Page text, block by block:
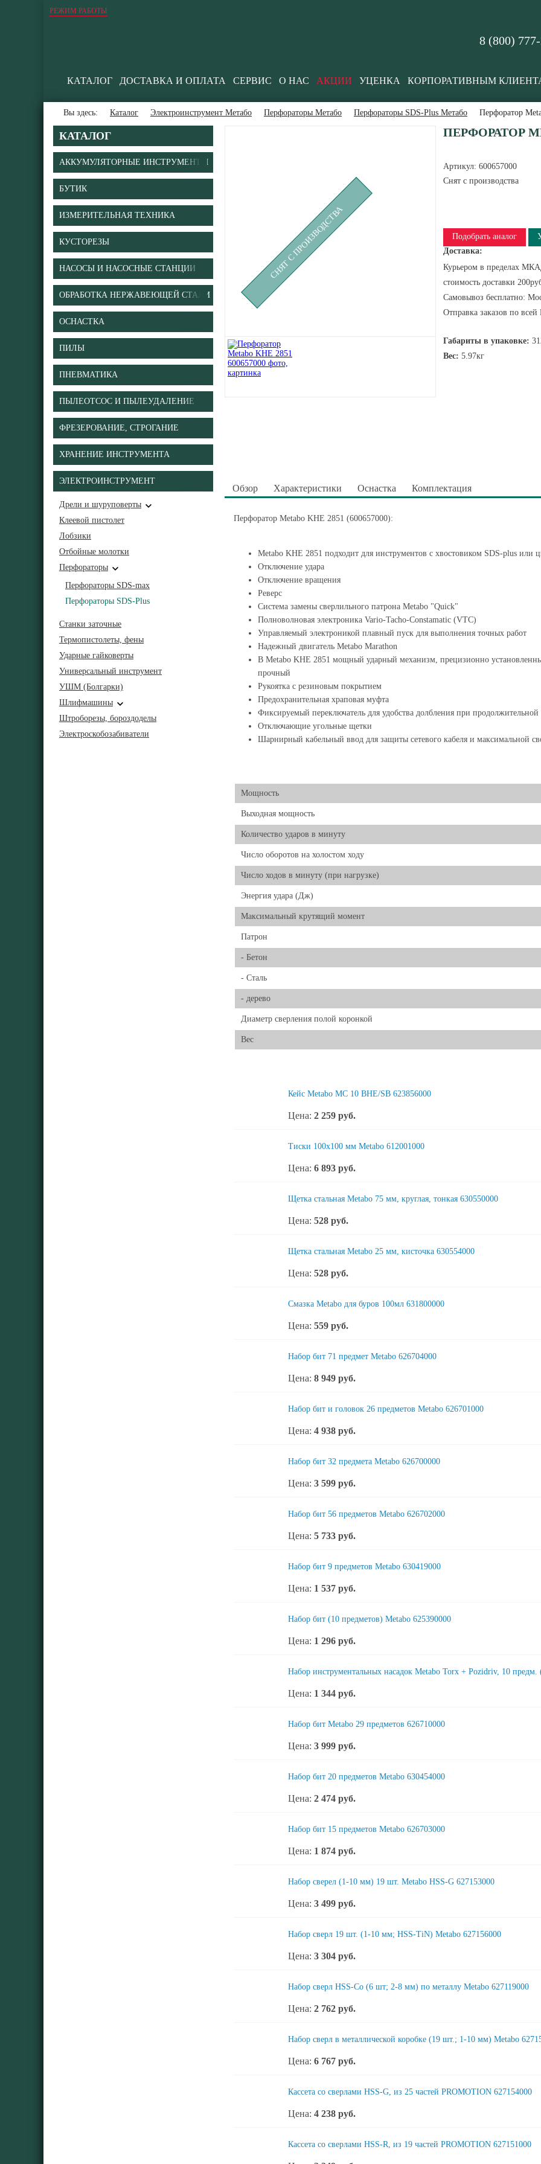
РЕЖИМ РАБОТЫ
8 (800)
КАТАЛОГ ДОСТАВКА И ОПЛАТА СЕРВИС О НАС АКЦИИ УЦЕНКА КОРПОРАТИВНЫМ
Вы здесь: Каталог Электроинструмент Метабо Перфораторы Метабо Перфораторы SDS-Plus Метабо Перфоратор
КАТАЛОГ
АККУМУЛЯТОРНЫЕ ИНСТРУМЕНТЫ
БУТИК
ИЗМЕРИТЕЛЬНАЯ ТЕХНИКА
КУСТОРЕЗЫ
НАСОСЫ И НАСОСНЫЕ СТАНЦИИ
ОБРАБОТКА НЕРЖАВЕЮЩЕЙ СТАЛИ
ОСНАСТКА
ПИЛЫ
ПНЕВМАТИКА
ПЫЛЕОТСОС И ПЫЛЕУДАЛЕНИЕ
ФРЕЗЕРОВАНИЕ, СТРОГАНИЕ
ХРАНЕНИЕ ИНСТРУМЕНТА
ЭЛЕКТРОИНСТРУМЕНТ
Дрели и шуруповерты
Клеевой пистолет
Лобзики
Отбойные молотки
Перфораторы
Перфораторы SDS-max
Перфораторы SDS-Plus
Станки заточные
Термопистолеты, фены
Ударные гайковерты
Универсальный инструмент
УШМ (Болгарки)
Шлифмашины
Штроборезы, бороздоделы
Электроскобозабиватели
СНЯТ С ПРОИЗВОДСТВА
ПЕРФОРАТОР
Артикул: 600657000
Снят с производства
Подобрать аналог
Доставка:
Курьером в пределах
стоимость доставки
Самовывоз бесплатно:
Отправка заказов по всей
Габариты в упаковке:
Вес: 5.97кг
Обзор Характеристики Оснастка Комплектация
Перфоратор Metabo KHE 2851 (600657000):
Metabo KHE 2851 подходит для инструментов с хвостовиком SDS-plus или
Отключение удара
Отключение вращения
Реверс
Система замены сверлильного патрона Metabo "Quick"
Полноволновая электроника Vario-Tacho-Constamatic (VTC)
Управляемый электроникой плавный пуск для выполнения точных работ
Надежный двигатель Metabo Marathon
В Metabo KHE 2851 мощный ударный механизм, прецизионно
прочный
Рукоятка с резиновым покрытием
Предохранительная храповая муфта
Фиксируемый переключатель для удобства долбления при продолжительной
Отключающие угольные щетки
Шарнирный кабельный ввод для защиты сетевого кабеля и максимальной
Мощность
Выходная мощность
Количество ударов в минуту
Число оборотов на холостом ходу
Число ходов в минуту (при нагрузке)
Энергия удара (Дж)
Максимальный крутящий момент
Патрон
- Бетон
- Сталь
- дерево
Диаметр сверления полой коронкой
Вес
Кейс Metabo MC 10 BHE/SB 623856000
Цена: 2 259 руб.
Тиски 100х100 мм Metabo 612001000
Цена: 6 893 руб.
Щетка стальная Metabo 75 мм, круглая, тонкая 630550000
Цена: 528 руб.
Щетка стальная Metabo 25 мм, кисточка 630554000
Цена: 528 руб.
Смазка Metabo для буров 100мл 631800000
Цена: 559 руб.
Набор бит 71 предмет Metabo 626704000
Цена: 8 949 руб.
Набор бит и головок 26 предметов Metabo 626701000
Цена: 4 938 руб.
Набор бит 32 предмета Metabo 626700000
Цена: 3 599 руб.
Набор бит 56 предметов Metabo 626702000
Цена: 5 733 руб.
Набор бит 9 предметов Metabo 630419000
Цена: 1 537 руб.
Набор бит (10 предметов) Metabo 625390000
Цена: 1 296 руб.
Набор инструментальных насадок Metabo Torx + Pozidriv, 10 предм.
Цена: 1 344 руб.
Набор бит Metabo 29 предметов 626710000
Цена: 3 999 руб.
Набор бит 20 предметов Metabo 630454000
Цена: 2 474 руб.
Набор бит 15 предметов Metabo 626703000
Цена: 1 874 руб.
Набор сверел (1-10 мм) 19 шт. Metabo HSS-G 627153000
Цена: 3 499 руб.
Набор сверл 19 шт. (1-10 мм; HSS-TiN) Metabo 627156000
Цена: 3 304 руб.
Набор сверл HSS-Co (6 шт; 2-8 мм) по металлу Metabo 627119000
Цена: 2 762 руб.
Набор сверл в металлической коробке (19 шт.; 1-10 мм) Metabo
Цена: 6 767 руб.
Кассета со сверлами HSS-G, из 25 частей PROMOTION 627154000
Цена: 4 238 руб.
Кассета со сверлами HSS-R, из 19 частей PROMOTION 627151000